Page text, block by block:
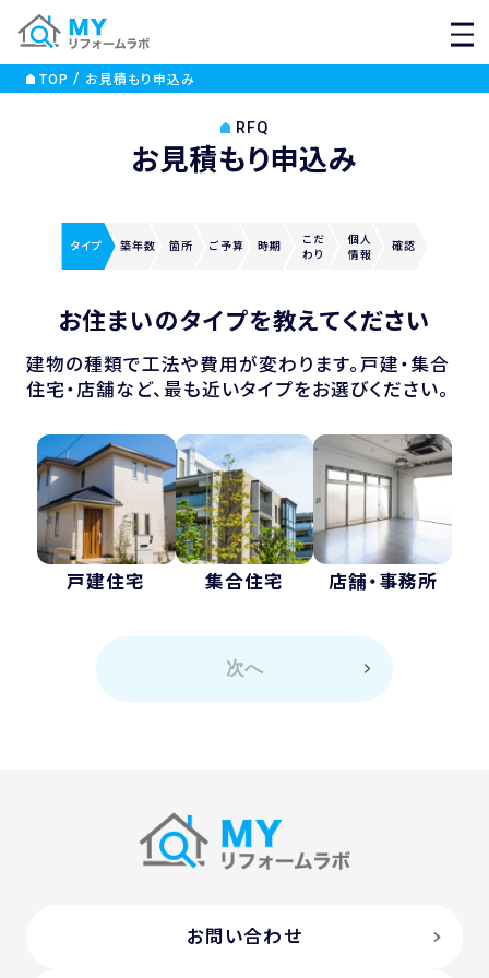
TOP お見積もり申込み
RFQ
お見積もり申込み
タイプ 築年数 箇所 ご 予算 時期
こだ
わり
個人
情報
確認
お住まいのタイプを教えてください
建物の種類で工法や費用が変わります。戸建・集合
住宅・店舗など、最も近いタイプをお選びください。
戸建住宅 集合住宅 店舗・事務所
次へ
お問い合わせ